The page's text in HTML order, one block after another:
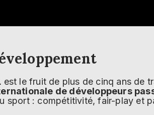
est le fruit de plus de cinq ans de
de développeurs
sport : compétitivité, fair-play et